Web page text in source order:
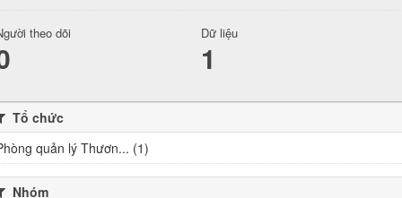
theo dõi Dữ liệu
1
Tổ chức
quản lý Thươn... (1)
Nhóm